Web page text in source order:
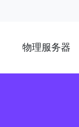
物理服务器